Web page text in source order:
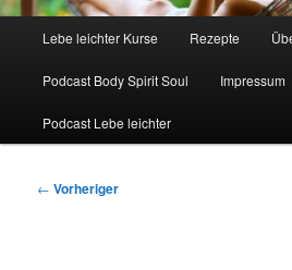
Lebe leichter Kurse Rezepte
Podcast Body Spirit Soul Impressum
Podcast Lebe leichter
Beitragsnavigation
← Vorheriger